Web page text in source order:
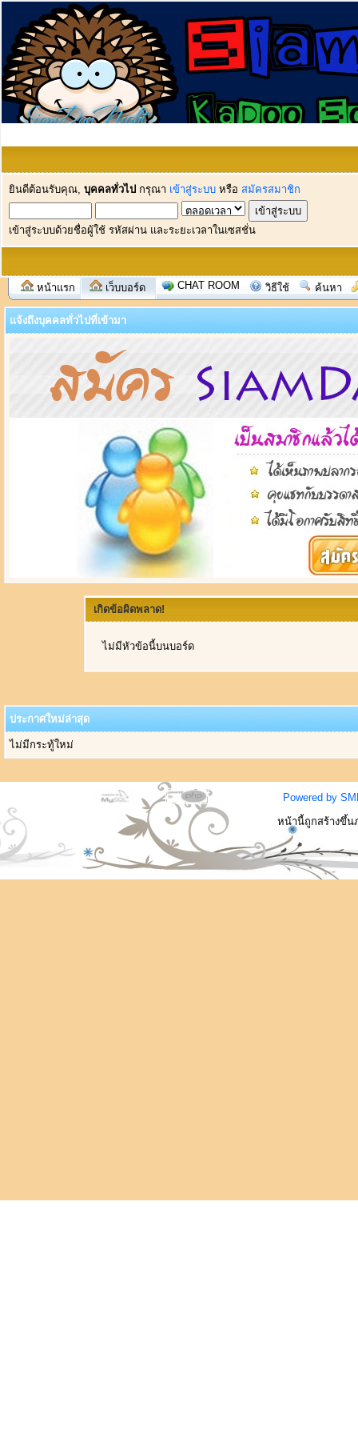
ยินดีต้อนรับคุณ, บุคคลทั่วไป กรุณา เข้าสู่ระบบ หรือ สมัครสมาชิก
เข้าสู่ระบบด้วยชื่อผู้ใช้ รหัสผ่าน และระยะเวลาในเซสชั่น
หน้าแรก เว็บบอร์ด CHAT ROOM วิธีใช้ ค้นหา
แจ้งถึงบุคคลทั่วไปที่เข้ามา
เกิดข้อผิดพลาด!
ไม่มีหัวข้อนี้บนบอร์ด
ประกาศใหม่ล่าสุด
ไม่มีกระทู้ใหม่
Powered by
หน้านี้ถูกสร้างขึ้น